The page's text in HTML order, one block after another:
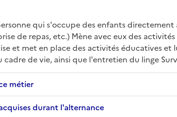
qui s'occupe des enfants
de repas, etc.) Mène avec eux des
et met en place des activités éducatives et
de vie, ainsi que l'entretien du linge
métier
durant l'alternance